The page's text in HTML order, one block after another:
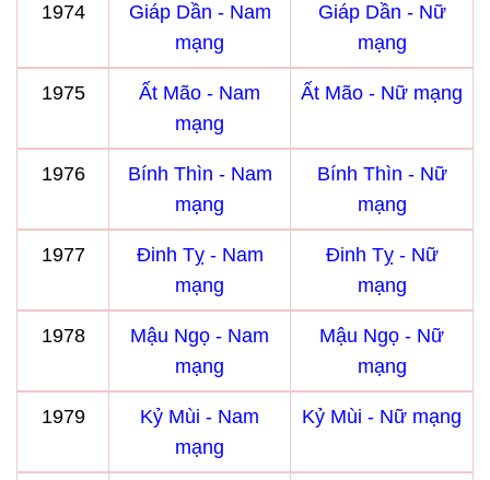
1974
Giáp Dần - Nam
mạng
Giáp Dần - Nữ
mạng
1975
Ất Mão - Nam
mạng
Ất Mão - Nữ mạng
1976
Bính Thìn - Nam
mạng
Bính Thìn - Nữ
mạng
1977
Đinh Tỵ - Nam
mạng
Đinh Tỵ - Nữ
mạng
1978
Mậu Ngọ - Nam
mạng
Mậu Ngọ - Nữ
mạng
1979
Kỷ Mùi - Nam
mạng
Kỷ Mùi - Nữ mạng